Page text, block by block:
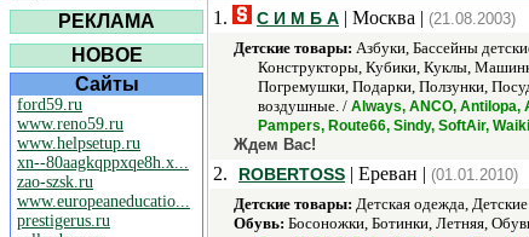
РЕКЛАМА
НОВОЕ
Сайты
ford59.ru
www.reno59.ru
www.helpsetup.ru
xn--80aagkqppxqe8h.x...
zao-szsk.ru
www.europeaneducatio...
prestigerus.ru
1.
С И М Б А | Москва | (21.08.2003)
Детские товары: Азбуки, Бассейны
Конструкторы, Кубики, Куклы,
Погремушки, Подарки, Ползунки,
воздушные. / Always, ANCO, Antilopa,
Pampers, Route66, Sindy, SoftAir,
Ждем Вас!
2. ROBERTOSS | Ереван | (01.01.2010)
Детские товары: Детская одежда,
Обувь: Босоножки, Ботинки, Летняя,